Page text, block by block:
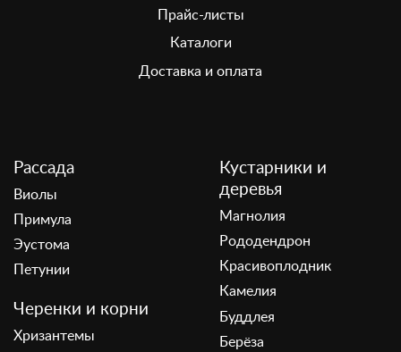
Прайс-листы
Каталоги
Доставка и оплата
Рассада
Виолы
Примула
Эустома
Петунии
Черенки и корни
Хризантемы
Кустарники и
деревья
Магнолия
Рододендрон
Красивоплодник
Камелия
Буддлея
Берёза